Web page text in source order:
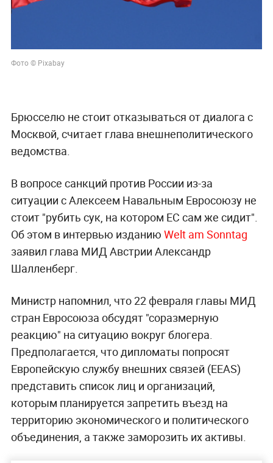
Фото © Pixabay
Брюсселю не стоит отказываться от диалога с
Москвой, считает глава внешнеполитического
ведомства.
В вопросе санкций против России из-за
ситуации с Алексеем Навальным Евросоюзу не
стоит "рубить сук, на котором ЕС сам же сидит".
Об этом в интервью изданию Welt am Sonntag
заявил глава МИД Австрии Александр
Шалленберг.
Министр напомнил, что 22 февраля главы МИД
стран Евросоюза обсудят "соразмерную
реакцию" на ситуацию вокруг блогера.
Предполагается, что дипломаты попросят
Европейскую службу внешних связей (EEAS)
представить список лиц и организаций,
которым планируется запретить въезд на
территорию экономического и политического
объединения, а также заморозить их активы.